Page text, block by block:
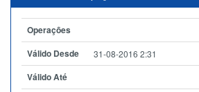
Operações
Válido Desde
31-08-2016 2:31
Válido Até